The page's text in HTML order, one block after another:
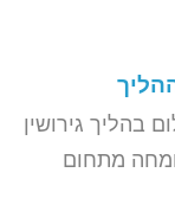
בהליך גירושין
מתחום